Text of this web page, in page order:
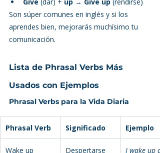
Son súper comunes en inglés y si los
aprendes bien, mejorarás muchísimo tu
comunicación.
Lista de Phrasal Verbs Más
Usados con Ejemplos
Phrasal Verbs para la Vida Diaria
Phrasal Verb Significado Ejemplo
Wake up Despertarse
I wake up